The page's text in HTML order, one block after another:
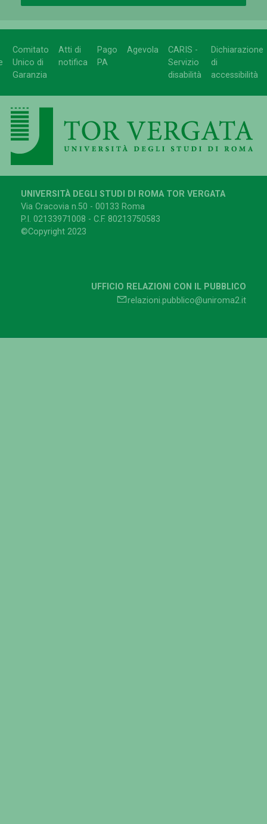
Comitato
Unico di
Garanzia
Atti di
notifica
Pago
PA
Agevola
CARIS -
Servizio
disabilità
Dichiarazione
di
accessibilità
UNIVERSITÀ DEGLI STUDI DI ROMA TOR VERGATA
Via Cracovia n.50 - 00133 Roma
P.I. 02133971008 - C.F. 80213750583
©Copyright 2023
UFFICIO RELAZIONI CON IL PUBBLICO
relazioni.pubblico@uniroma2.it